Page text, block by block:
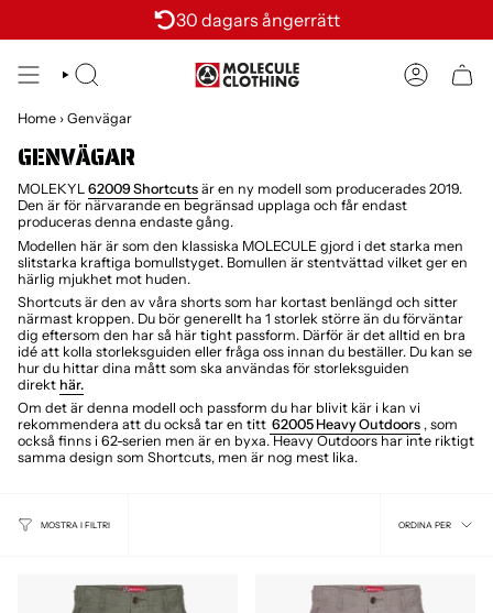
contenuto
30 dagars ångerrätt
CERCA ACCOUNT
Home › Genvägar
GENVÄGAR
MOLEKYL 62009 Shortcuts är en ny modell som producerades 2019.
Den är för närvarande en begränsad upplaga och får endast
produceras denna endaste gång.
Modellen här är som den klassiska MOLECULE gjord i det starka men
slitstarka kraftiga bomullstyget. Bomullen är stentvättad vilket ger en
härlig mjukhet mot huden.
Shortcuts är den av våra shorts som har kortast benlängd och sitter
närmast kroppen. Du bör generellt ha 1 storlek större än du förväntar
dig eftersom den har så här tight passform. Därför är det alltid en bra
idé att kolla storleksguiden eller fråga oss innan du beställer. Du kan se
hur du hittar dina mått som ska användas för storleksguiden
direkt här.
Om det är denna modell och passform du har blivit kär i kan vi
rekommendera att du också tar en titt 62005 Heavy Outdoors , som
också finns i 62-serien men är en byxa. Heavy Outdoors har inte riktigt
samma design som Shortcuts, men är nog mest lika.
MOSTRA I FILTRI ORDINA PER